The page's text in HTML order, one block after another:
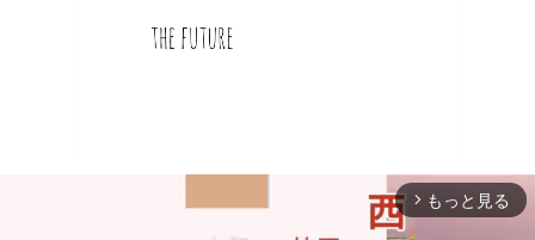
arrow_forward_ios もっと見る